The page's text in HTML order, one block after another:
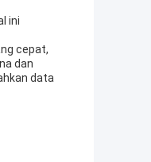
ini
cepat,
dan
data